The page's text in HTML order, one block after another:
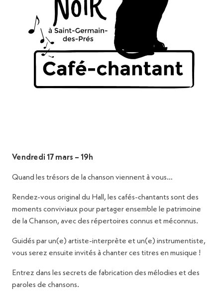
Vendredi 17 mars – 19h
Quand les trésors de la chanson viennent à vous…
Rendez-vous original du Hall, les cafés-chantants sont des
moments conviviaux pour partager ensemble le patrimoine
de la Chanson, avec des répertoires connus et méconnus.
Guidés par un(e) artiste-interprète et un(e) instrumentiste,
vous serez ensuite invités à chanter ces titres en musique !
Entrez dans les secrets de fabrication des mélodies et des
paroles de chansons.